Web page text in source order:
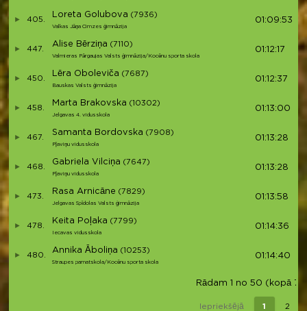
405.
Loreta Golubova (7936)
Valkas Jāņa Cimzes ģimnāzija
01:09:53
447.
Alise Bērziņa (7110)
Valmieras Pārgaujas Valsts ģimnāzija/Kocēnu sporta skola
01:12:17
450.
Lēra Oboleviča (7687)
Bauskas Valsts ģimnāzija
01:12:37
458.
Marta Brakovska (10302)
Jelgavas 4. vidusskola
01:13:00
467.
Samanta Bordovska (7908)
Pļaviņu vidusskola
01:13:28
468.
Gabriela Vilciņa (7647)
Pļaviņu vidusskola
01:13:28
473.
Rasa Arnicāne (7829)
Jelgavas Spīdolas Valsts ģimnāzija
01:13:58
478.
Keita Poļaka (7799)
Iecavas vidusskola
01:14:36
480.
Annika Āboliņa (10253)
Straupes pamatskola/Kocēnu sporta skola
01:14:40
Rādam 1 no 50 (kopā
Iepriekšējā 1 2